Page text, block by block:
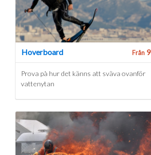
Hoverboard Från
Prova på hur det känns att sväva ovanför
vattenytan